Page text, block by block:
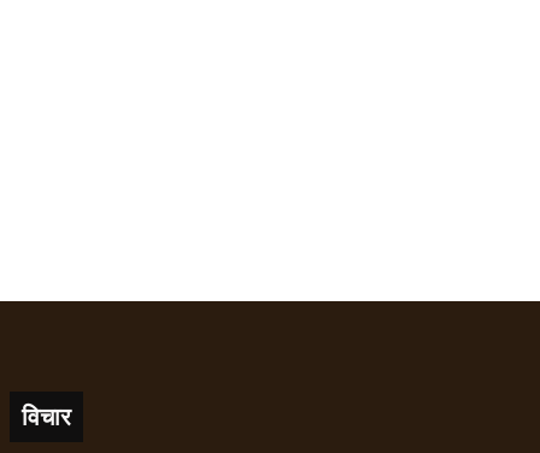
विचार